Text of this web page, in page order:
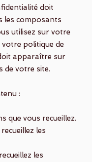
doit
les composants
utilisez sur votre
votre politique de
apparaître sur
de votre site.
:
que vous recueillez.
les
les